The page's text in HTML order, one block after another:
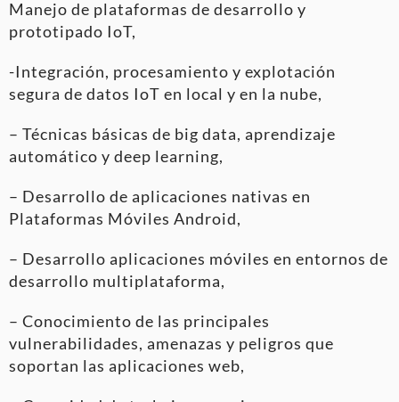
Manejo de plataformas de desarrollo y
prototipado IoT,
-Integración, procesamiento y explotación
segura de datos IoT en local y en la nube,
– Técnicas básicas de big data, aprendizaje
automático y deep learning,
– Desarrollo de aplicaciones nativas en
Plataformas Móviles Android,
– Desarrollo aplicaciones móviles en entornos de
desarrollo multiplataforma,
– Conocimiento de las principales
vulnerabilidades, amenazas y peligros que
soportan las aplicaciones web,